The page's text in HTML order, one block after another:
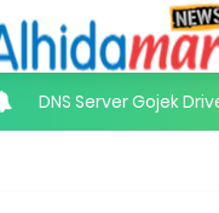
Internet of Things